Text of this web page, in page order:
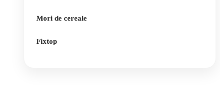
Mori de cereale
Fixtop